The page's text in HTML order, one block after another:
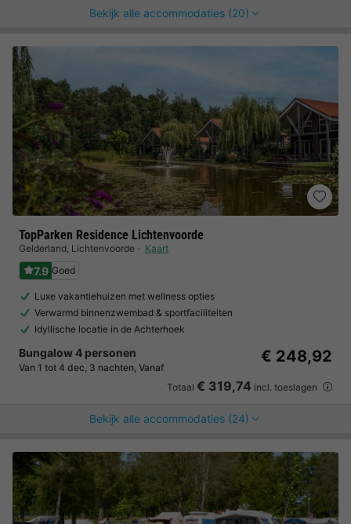
Bekijk alle accommodaties (20)
TopParken Residence Lichtenvoorde
Gelderland, Lichtenvoorde Kaart
7.9 Goed
Luxe vakantiehuizen met wellness opties
Verwarmd binnenzwembad & sportfaciliteiten
Idyllische locatie in de Achterhoek
Bungalow 4 personen
Van 1 tot 4 dec, 3 nachten, Vanaf
€ 248,92
Totaal € 319,74 incl. toeslagen
Bekijk alle accommodaties (24)